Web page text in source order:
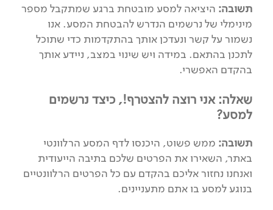
תשובה: היציאה למסע מובטחת ברגע שמתקבל מספר
מינימלי של נרשמים הנדרש להבטחת המסע. אנו
נשמור על קשר ונעדכן אותך בהתקדמות כדי שתוכל
לתכנן בהתאם. במידה ויש שינוי במצב, ניידע אותך
בהקדם האפשרי.
שאלה: אני רוצה להצטרף!, כיצד נרשמים
למסע?
תשובה: ממש פשוט, היכנסו לדף המסע הרלוונטי
באתר, השאירו את הפרטים שלכם בתיבה הייעודית
ואנחנו נחזור אליכם בהקדם עם כל הפרטים הרלוונטיים
בנוגע למסע בו אתם מתעניינים.